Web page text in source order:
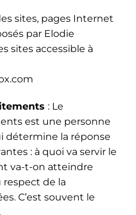
sites, pages Internet
par Elodie
sites accessible à
: Le
est une personne
détermine la réponse
: à quoi va servir le
va-t-on atteindre
respect de la
C’est souvent le